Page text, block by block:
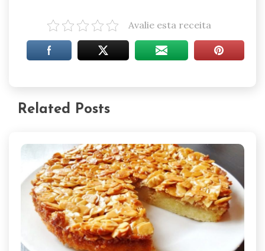
Avalie esta receita
Related Posts